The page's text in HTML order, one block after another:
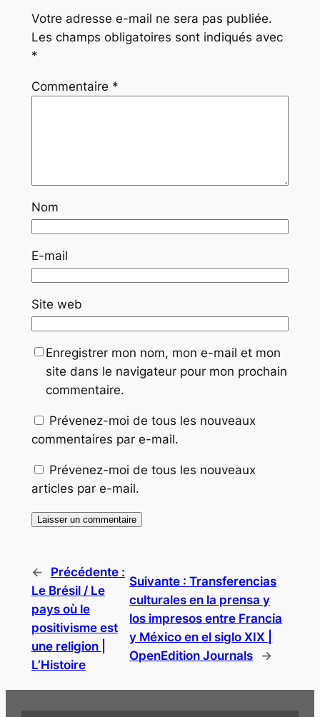
Votre adresse e-mail ne sera pas publiée.
Les champs obligatoires sont indiqués avec
*
Commentaire *
Nom
E-mail
Site web
Enregistrer mon nom, mon e-mail et mon
site dans le navigateur pour mon prochain
commentaire.
Prévenez-moi de tous les nouveaux
commentaires par e-mail.
Prévenez-moi de tous les nouveaux
articles par e-mail.
←
Précédente :
Le Brésil / Le
pays où le
positivisme est
une religion |
L’Histoire
Suivante :Transferencias
culturales en la prensa y
los impresos entre Francia
y México en el siglo XIX |
OpenEdition Journals
→